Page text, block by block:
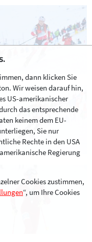
dann klicken Sie
Wir weisen darauf hin,
US-amerikanischer
das entsprechende
keinem dem EU-
Sie nur
Rechte in den USA
Regierung
Cookies zustimmen,
“, um Ihre Cookies